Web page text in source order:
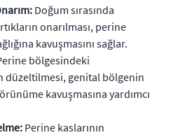
Doğum sırasında
onarılması, perine
kavuşmasını sağlar.
bölgesindeki
düzeltilmesi, genital bölgenin
kavuşmasına yardımcı
Perine kaslarının